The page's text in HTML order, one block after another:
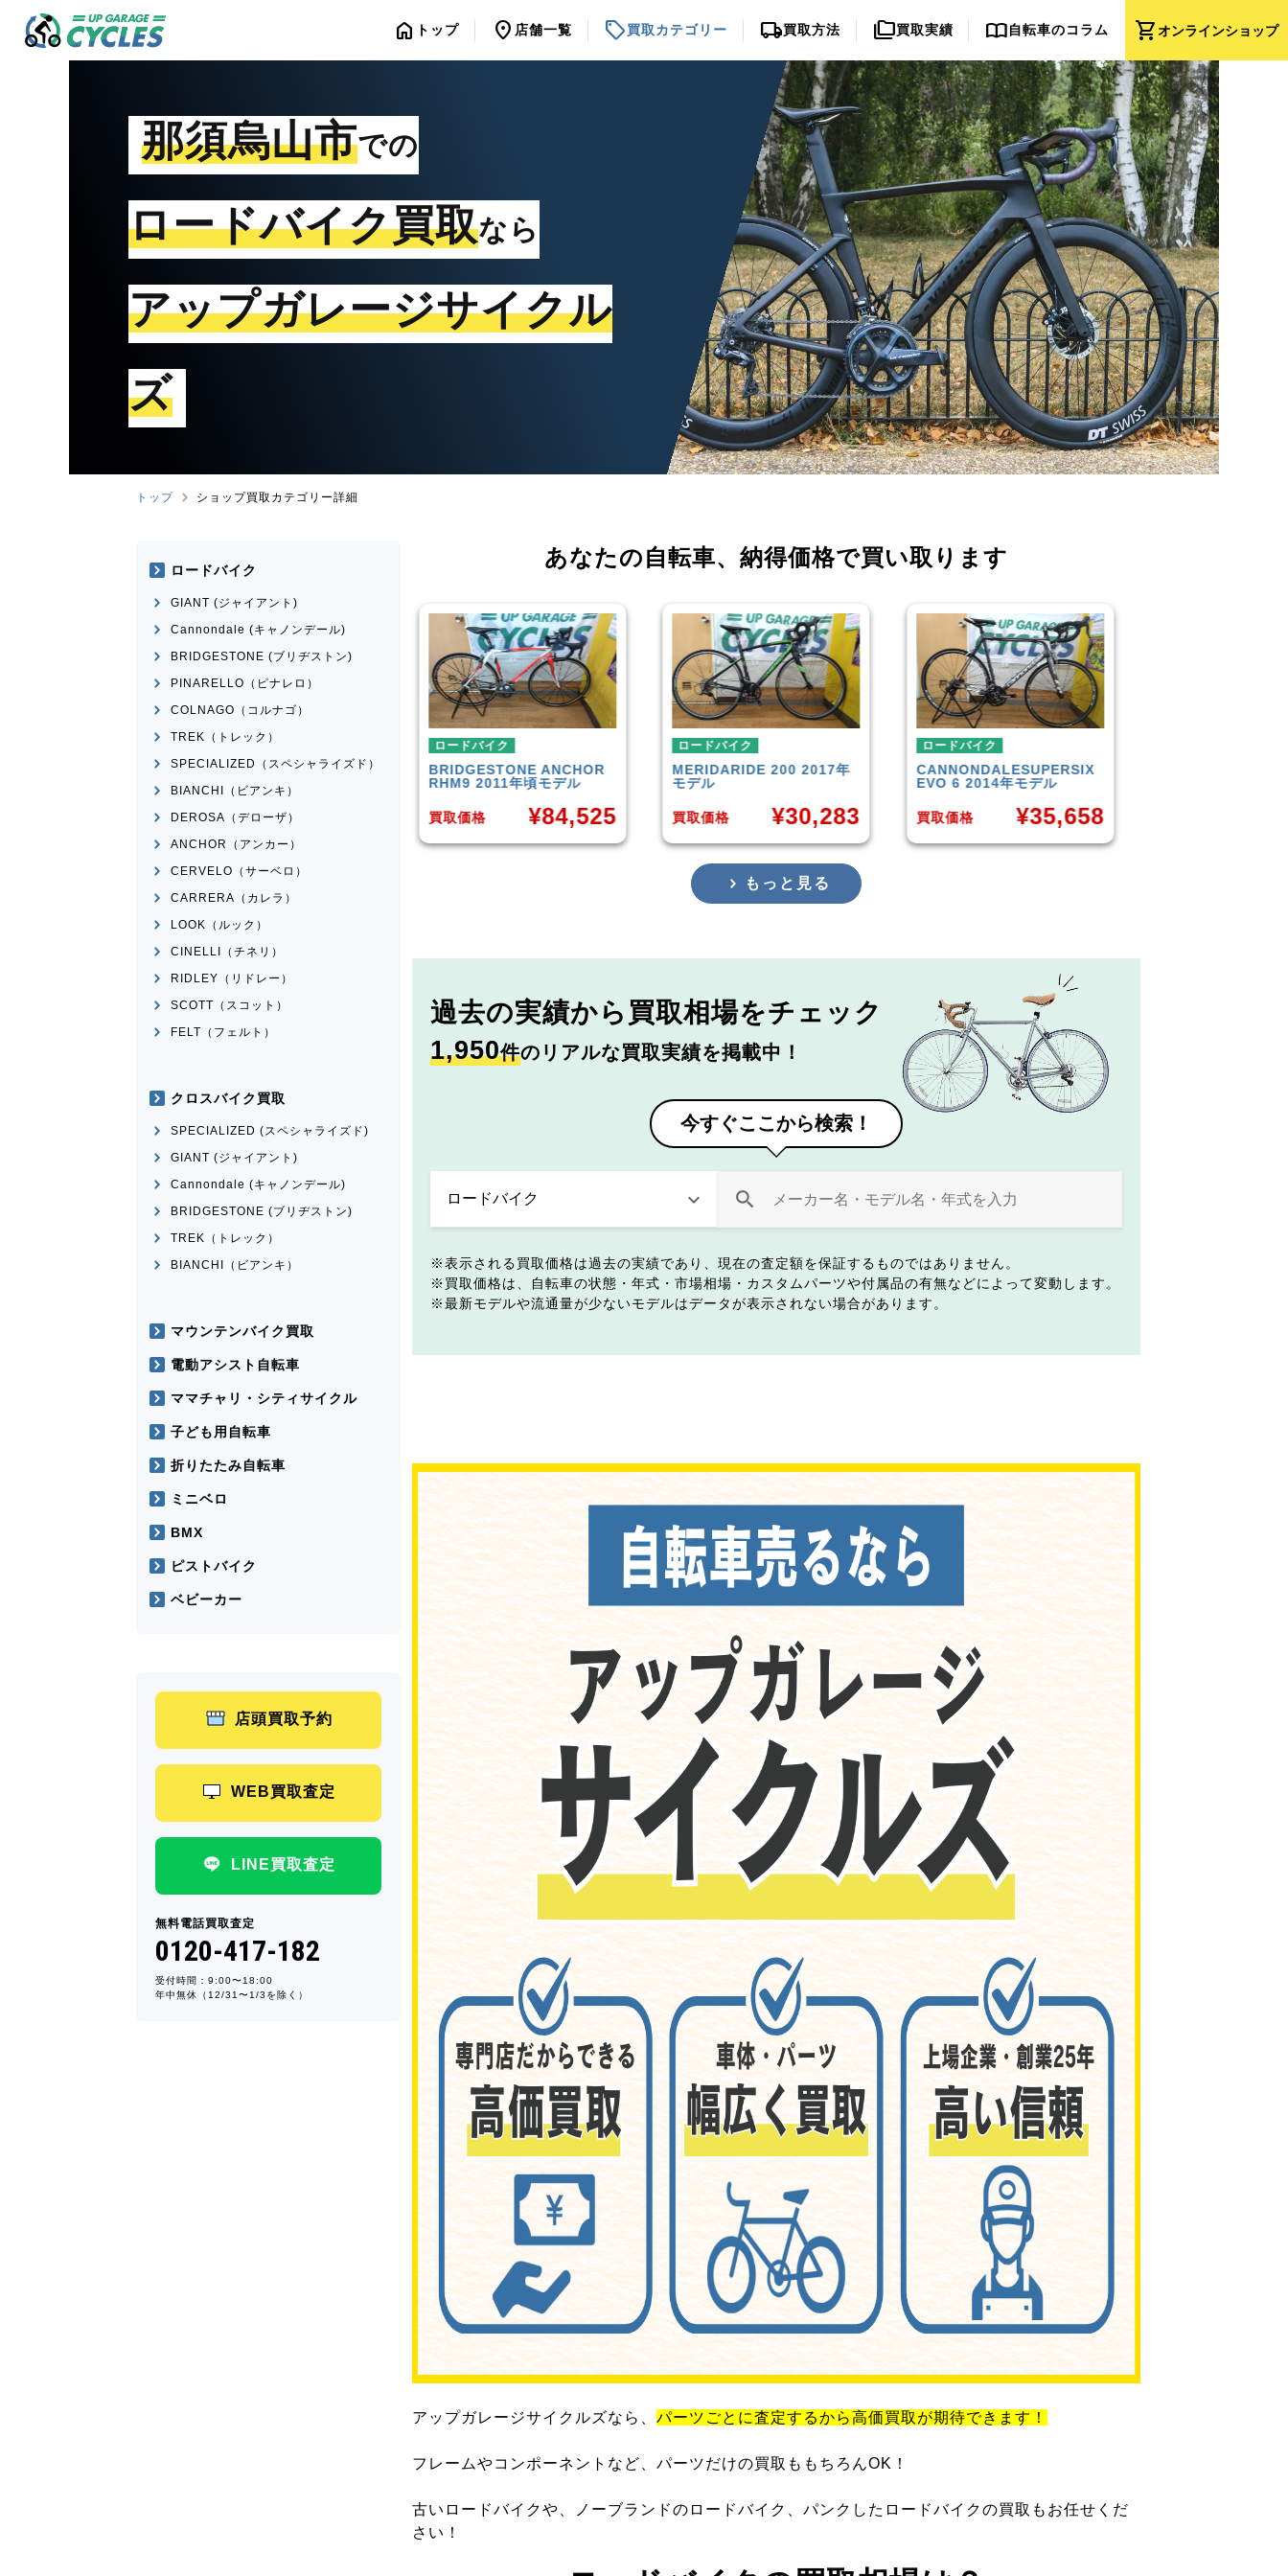
shopping_cartオンラインショップ
home トップ location_on 店舗一覧 sell買取カテゴリー local_shipping買取方法 folder_copy買取実績 import_contacts自転車のコラム
那須烏山市での
ロードバイク買取なら
アップガレージサイクル
ズ
トップ ショップ買取カテゴリー詳細
あなたの自転車、 納得価格で買い取ります
ロードバイク
BRIDGESTONEANCHOR
RHM9 2011年頃モデル
買取価格 ¥
ロードバイク
MERIDARIDE 200 2017年
モデル
買取価格 ¥30,283
ロードバイク
CANNONDALESUPERSIX
EVO 6 2014年モデル
買取価格 ¥35,658
ロードバイク
TREKDOMANE 4.5 2013
年モデル
買取価格 ¥50,849
もっと見る
過去の実績から 買取相場をチェック
1,950件のリアルな買取実績を掲載中！
今すぐここから検索！
表示される買取価格は過去の実績であり、現在の査定額を保証するものではありません。
買取価格は、自転車の状態・年式・市場相場・カスタムパーツや付属品の有無などによって変動します。
最新モデルや流通量が少ないモデルはデータが表示されない場合があります。
アップガレージサイクルズなら、 パーツごとに査定するから高価買取が期待できます！
フレームやコンポーネントなど、パーツだけの買取ももちろんOK！
古いロードバイクや、ノーブランドのロードバイク、パンクしたロードバイクの買取もお任せくだ
さい！
ロードバイク
GIANT (ジャイアント)
Cannondale (キャノンデール)
BRIDGESTONE (ブリヂストン)
PINARELLO（ピナレロ）
COLNAGO（コルナゴ）
TREK（トレック）
SPECIALIZED（スペシャライズド）
BIANCHI（ビアンキ）
DEROSA（デローザ）
ANCHOR（アンカー）
CERVELO（サーベロ）
CARRERA（カレラ）
LOOK（ルック）
CINELLI（チネリ）
RIDLEY（リドレー）
SCOTT（スコット）
FELT（フェルト）
クロスバイク買取
SPECIALIZED (スペシャライズド)
GIANT (ジャイアント)
Cannondale (キャノンデール)
BRIDGESTONE (ブリヂストン)
TREK（トレック）
BIANCHI（ビアンキ）
マウンテンバイク買取
電動アシスト自転車
ママチャリ・シティサイクル
子ども用自転車
折りたたみ自転車
ミニベロ
BMX
ピストバイク
ベビーカー
店頭買取予約
WEB買取査定
LINE買取査定
無料電話買取査定
0120-417-182
受付時間：9:00〜18:00
年中無休（12/31〜1/3を除く）